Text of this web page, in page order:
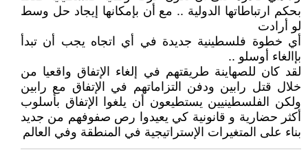
بحكم ارتباطاتها الدولية .. مع أن بإمكانها إيجاد حل وسط
لو أرادت
أي خطوة فلسطينية جديدة في أي اتجاه يجب أن تبدأ
بإالغاء أوسلو ..
لقد كان للصهاينة طريقتهم في إلغاء الإتفاق واقعيا من
خلال قتل رابين ودفن التزاماتهم في الإتفاق مع رابين
ولكن الفلسطينيين يستطيعون أن يلغوا الإتفاق بأسلوب
أكثر حضارية و قانونية كي يعيدوا رص صفوفهم من جديد
بناء على المتغيرات الإستراتيجية في المنطقة وفي العالم